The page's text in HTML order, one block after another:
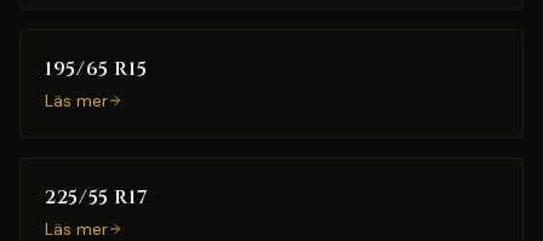
195/65 R15
Läs mer
225/55 R17
Läs mer